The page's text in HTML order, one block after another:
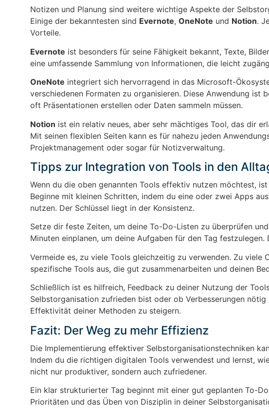
Notizen und Planung sind weitere wichtige Aspekte der
Einige der bekanntesten sind Evernote, OneNote und Notion.
Vorteile.
Evernote ist besonders für seine Fähigkeit bekannt, Texte,
eine umfassende Sammlung von Informationen, die leicht
OneNote integriert sich hervorragend in das Microsoft-
verschiedenen Formaten zu organisieren. Diese Anwendung
oft Präsentationen erstellen oder Daten sammeln müssen.
Notion ist ein relativ neues, aber sehr mächtiges Tool, das dir
Mit seinen flexiblen Seiten kann es für nahezu jeden
Projektmanagement oder sogar für Notizverwaltung.
Tipps zur Integration von Tools in den
Wenn du die oben genannten Tools effektiv nutzen möchtest,
Beginne mit kleinen Schritten, indem du eine oder zwei Apps
nutzen. Der Schlüssel liegt in der Konsistenz.
Setze dir feste Zeiten, um deine To-Do-Listen zu überprüfen
Minuten einplanen, um deine Aufgaben für den Tag
Vermeide es, zu viele Tools gleichzeitig zu verwenden. Zu viele
spezifische Tools aus, die gut zusammenarbeiten und deinen
Schließlich ist es hilfreich, Feedback zu deiner Nutzung der
Selbstorganisation zufrieden bist oder ob Verbesserungen
Effektivität deiner Methoden zu steigern.
Fazit: Der Weg zu mehr Effizienz
Die Implementierung effektiver Selbstorganisationstechniken
Indem du die richtigen digitalen Tools verwendest und lernst,
nicht nur produktiver, sondern auch zufriedener.
Ein klar strukturierter Tag beginnt mit einer gut geplanten To-
Prioritäten und das Üben von Disziplin in deiner